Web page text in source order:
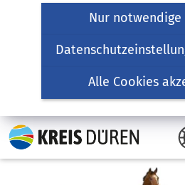
Nur notwendige
Alle Cookies